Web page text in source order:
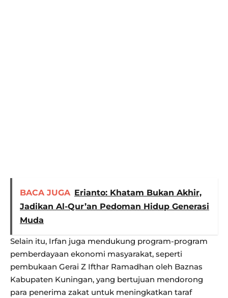
BACA JUGA Erianto: Khatam Bukan Akhir,
Jadikan Al-Qur’an Pedoman Hidup Generasi
Muda
Selain itu, Irfan juga mendukung program-program
pemberdayaan ekonomi masyarakat, seperti
pembukaan Gerai Z Ifthar Ramadhan oleh Baznas
Kabupaten Kuningan, yang bertujuan mendorong
para penerima zakat untuk meningkatkan taraf